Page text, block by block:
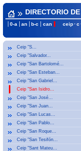
DIRECTORIO
0-a an b-c can ceip · c ·
Ceip "S...
Ceip "Salvador...
Ceip "San Bartolomé...
Ceip "San Esteban...
Ceip "San Gabriel...
Ceip "San Isidro...
Ceip "San José...
Ceip "San Juan...
Ceip "San Lucas...
Ceip "San Pablo...
Ceip "San Roque...
Ceip "San Tesifón...
Ceip "Sant Mateu...